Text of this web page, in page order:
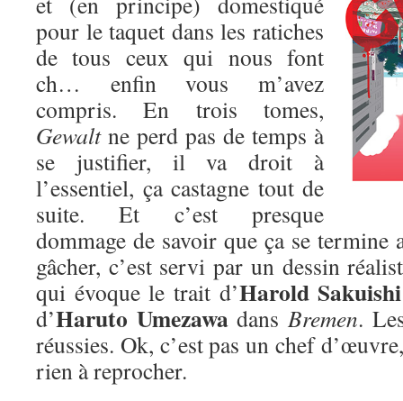
pour le taquet dans les ratiches
de tous ceux qui nous font
ch… enfin vous m’avez
compris. En trois tomes,
Gewaltne perd pas de temps à
se justifier, il va droit à
l’essentiel, ça castagne tout de
suite. Et c’est presque
dommage de savoir que ça se
gâcher, c’est servi par un dessin
qui évoque le trait d’Harold Sakuishi
d’Haruto UmezawadansBremen.
réussies. Ok, c’est pas un chef
rien à reprocher.